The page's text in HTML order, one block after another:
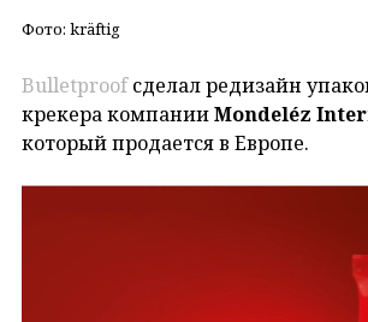
Фото: kräftig
Bulletproofсделал редизайн
крекера компанииMondeléz
который продается в Европе.